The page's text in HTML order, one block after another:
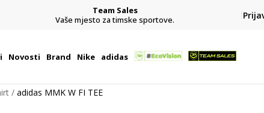
Team Sales
Vaše mjesto za timske sportove.
Novosti Brand Nike adidas
adidas MMK W FI TEE